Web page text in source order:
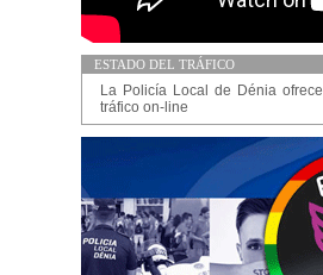
ESTADO DEL TRÁFICO
La Policía Local de Dénia
tráfico on-line